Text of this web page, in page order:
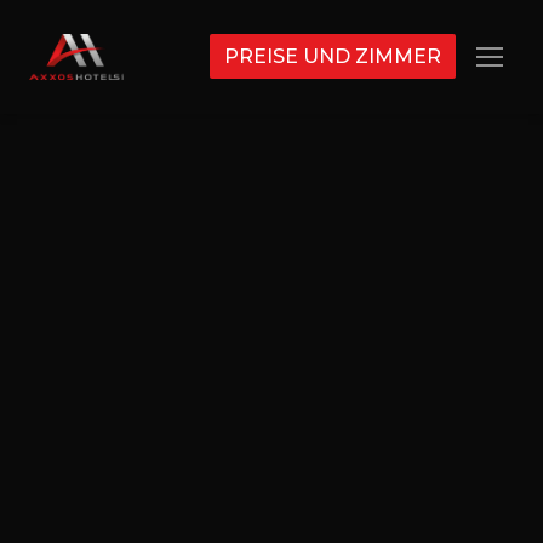
Menü
PREISE UND ZIMMER